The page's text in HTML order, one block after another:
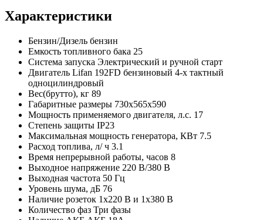
Характеристики
Бензин/Дизель бензин
Емкость топливного бака 25
Система запуска Электрический и ручной старт
Двигатель Lifan 192FD бензиновый 4-х тактный
одноцилиндровый
Вес(брутто), кг 89
Габаритные размеры 730х565х590
Мощность применяемого двигателя, л.с. 17
Степень защиты IP23
Максимальная мощность генератора, КВт 7.5
Расход топлива, л/ ч 3.1
Время непрерывной работы, часов 8
Выходное напряжение 220 В/380 В
Выходная частота 50 Гц
Уровень шума, дБ 76
Наличие розеток 1х220 В и 1х380 В
Количество фаз Три фазы